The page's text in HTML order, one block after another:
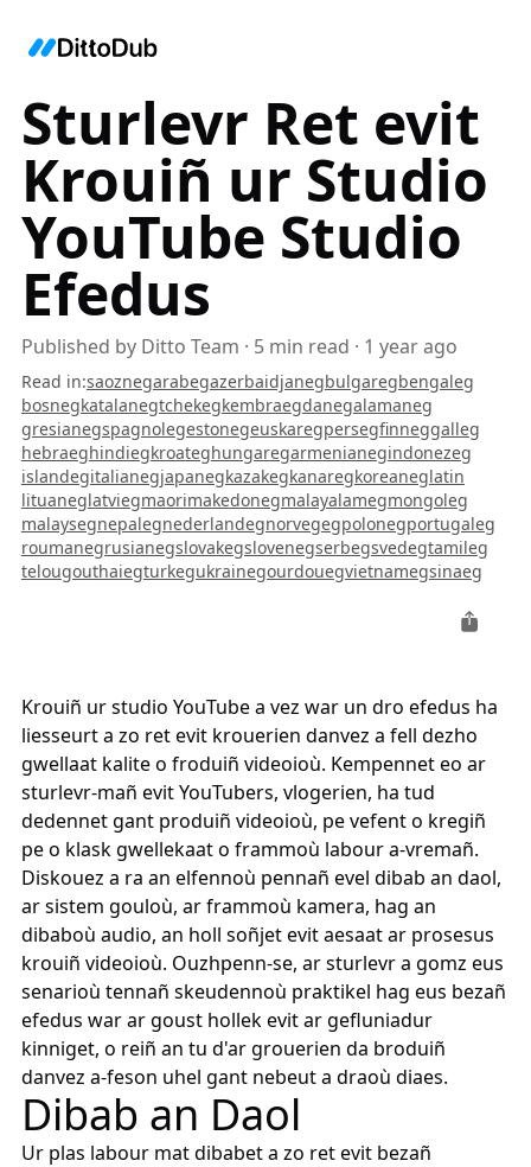
Sturlevr Ret evit
Krouiñ ur Studio
YouTube Studio
Efedus
Published by Ditto Team · 5 min read · 1 year ago
Read in:saoznegarabegazerbaidjanegbulgaregbengaleg
bosnegkatalanegtchekegkembraegdanegalamaneg
gresianegspagnolegestonegeuskaregpersegfinneggalleg
hebraeghindiegkroateghungaregarmenianegindonezeg
islandegitalianegjapanegkazakegkanaregkoreaneglatin
lituaneglatviegmaorimakedonegmalayalamegmongoleg
malaysegnepalegnederlandegnorvegegpolonegportugaleg
roumanegrusianegslovakegslovenegserbegsvedegtamileg
telougouthaiegturkegukrainegourdouegvietnamegsinaeg
Krouiñ ur studio YouTube a vez war un dro efedus ha
liesseurt a zo ret evit krouerien danvez a fell dezho
gwellaat kalite o froduiñ videoioù. Kempennet eo ar
sturlevr-mañ evit YouTubers, vlogerien, ha tud
dedennet gant produiñ videoioù, pe vefent o kregiñ
pe o klask gwellekaat o frammoù labour a-vremañ.
Diskouez a ra an elfennoù pennañ evel dibab an daol,
ar sistem gouloù, ar frammoù kamera, hag an
dibaboù audio, an holl soñjet evit aesaat ar prosesus
krouiñ videoioù. Ouzhpenn-se, ar sturlevr a gomz eus
senarioù tennañ skeudennoù praktikel hag eus bezañ
efedus war ar goust hollek evit ar gefluniadur
kinniget, o reiñ an tu d'ar grouerien da broduiñ
danvez a-feson uhel gant nebeut a draoù diaes.
Dibab an Daol
Ur plas labour mat dibabet a zo ret evit bezañ